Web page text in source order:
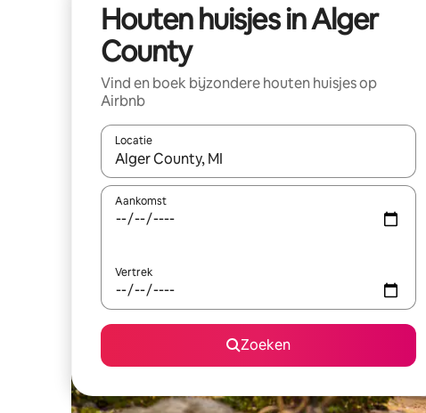
Houten huisjes in Alger
County
Vind en boek bijzondere houten huisjes op
Airbnb
Locatie
Wanneer er suggesties beschikbaar zijn, maak je
Aankomst
Vertrek
Zoeken